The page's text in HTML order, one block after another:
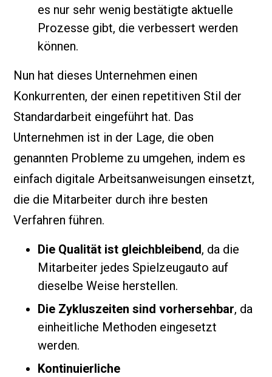
es nur sehr wenig bestätigte aktuelle
Prozesse gibt, die verbessert werden
können.
Nun hat dieses Unternehmen einen
Konkurrenten, der einen repetitiven Stil der
Standardarbeit eingeführt hat. Das
Unternehmen ist in der Lage, die oben
genannten Probleme zu umgehen, indem es
einfach digitale Arbeitsanweisungen einsetzt,
die die Mitarbeiter durch ihre besten
Verfahren führen.
Die Qualität ist gleichbleibend, da die
Mitarbeiter jedes Spielzeugauto auf
dieselbe Weise herstellen.
Die Zykluszeiten sind vorhersehbar, da
einheitliche Methoden eingesetzt
werden.
Kontinuierliche